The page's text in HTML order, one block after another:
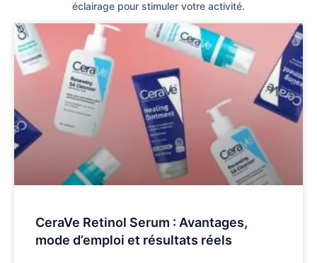
éclairage pour stimuler votre activité.
CeraVe Retinol Serum : Avantages,
mode d’emploi et résultats réels